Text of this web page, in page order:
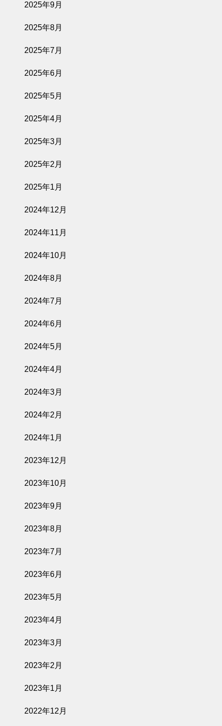
2025年9月
2025年8月
2025年7月
2025年6月
2025年5月
2025年4月
2025年3月
2025年2月
2025年1月
2024年12月
2024年11月
2024年10月
2024年8月
2024年7月
2024年6月
2024年5月
2024年4月
2024年3月
2024年2月
2024年1月
2023年12月
2023年10月
2023年9月
2023年8月
2023年7月
2023年6月
2023年5月
2023年4月
2023年3月
2023年2月
2023年1月
2022年12月